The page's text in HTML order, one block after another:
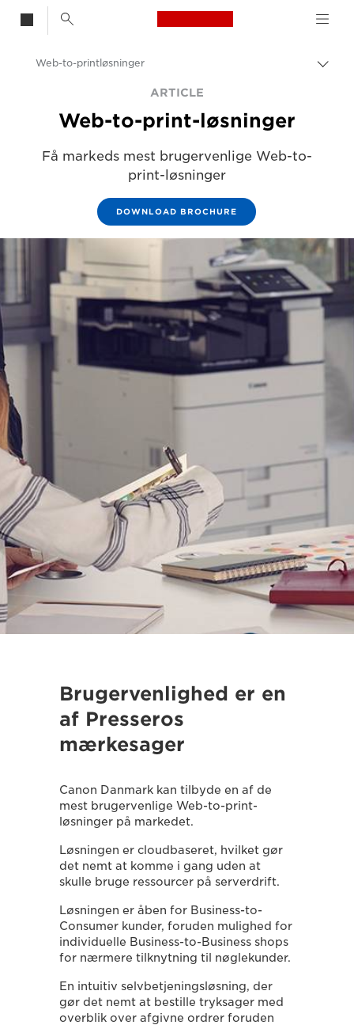
Canon Logo, back
Skift
Canon-software
Web-to-printløsninger
ARTICLE
Web-to-print-løsninger
Få markeds mest brugervenlige Web-to-
print-løsninger
DOWNLOAD BROCHURE
Brugervenlighed er en
af Presseros
mærkesager
Canon Danmark kan tilbyde en af de
mest brugervenlige Web-to-print-
løsninger på markedet.
Løsningen er cloudbaseret, hvilket gør
det nemt at komme i gang uden at
skulle bruge ressourcer på serverdrift.
Løsningen er åben for Business-to-
Consumer kunder, foruden mulighed for
individuelle Business-to-Business shops
for nærmere tilknytning til nøglekunder.
En intuitiv selvbetjeningsløsning, der
gør det nemt at bestille tryksager med
overblik over afgivne ordrer foruden